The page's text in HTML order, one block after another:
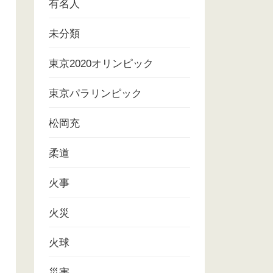
有名人
未分類
東京2020オリンピック
東京パラリンピック
松岡充
柔道
火事
火災
火球